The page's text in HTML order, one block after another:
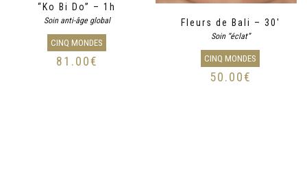
“Ko Bi Do” – 1h
Soin anti-âge global
CINQ MONDES
81.00€
Fleurs de Bali – 30′
Soin “éclat”
CINQ MONDES
50.00€